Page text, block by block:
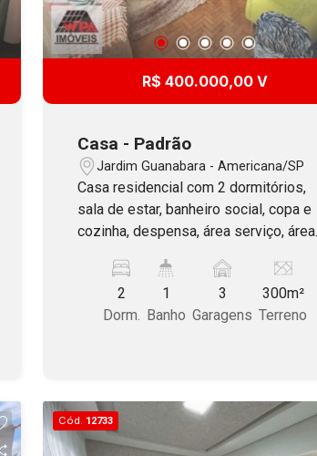
R$ 400.000,00 V
Casa - Padrão
Jardim Guanabara - Americana/SP
Casa residencial com 2 dormitórios,
sala de estar, banheiro social, copa e
cozinha, despensa, área serviço, área
com entrada independente com sala,
cozinha, banheiro e 1 dormitório, 3
vagas de garagem sendo 2 cobertas .
2
Dorm.
1
Banho
3
Garagens
300m²
Terreno
Cód. 12733